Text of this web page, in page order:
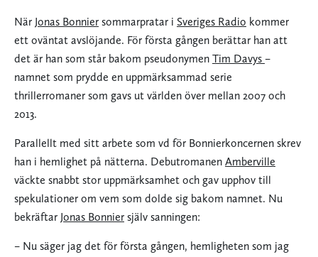
När Jonas Bonnier sommarpratar i Sveriges Radio kommer
ett oväntat avslöjande. För första gången berättar han att
det är han som står bakom pseudonymen Tim Davys –
namnet som prydde en uppmärksammad serie
thrillerromaner som gavs ut världen över mellan 2007 och
2013.
Parallellt med sitt arbete som vd för Bonnierkoncernen skrev
han i hemlighet på nätterna. Debutromanen Amberville
väckte snabbt stor uppmärksamhet och gav upphov till
spekulationer om vem som dolde sig bakom namnet. Nu
bekräftar Jonas Bonnier själv sanningen:
– Nu säger jag det för första gången, hemligheten som jag